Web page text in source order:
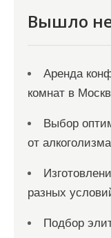
Вышло
Аренда
комнат в
Выбор
от алкоголизма
разных
Подбор